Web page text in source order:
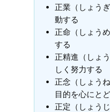
正業（しょう
動する
正命（しょう
する
正精進（しょ
しく努力する
正念（しょう
目的を心にと
正定（しょう